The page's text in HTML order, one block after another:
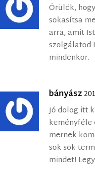
Örülök,
sokasítsa
arra, amit
szolgálatod
mindenkor.
bányász
Jó dolog itt
keményféle
mernek
sok sok
mindet!